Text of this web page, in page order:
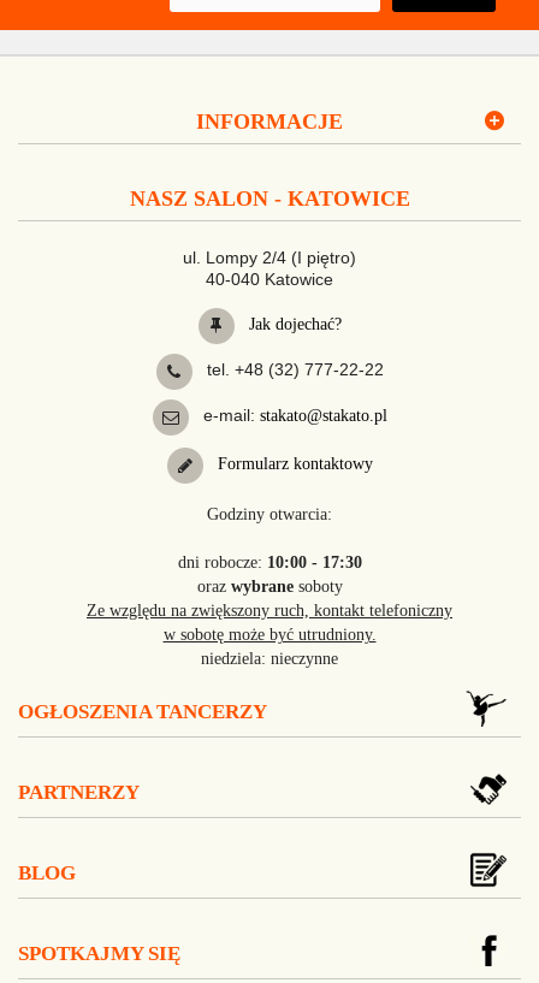
INFORMACJE
NASZ SALON - KATOWICE
ul. Lompy 2/4 (I piętro)
40-040 Katowice
Jak dojechać?
tel. +48 (32) 777-22-22
e-mail: stakato@stakato.pl
Formularz kontaktowy
Godziny otwarcia:
dni robocze: 10:00 - 17:30
oraz wybranesoboty
Ze względu na zwiększony ruch, kontakt telefoniczny
w sobotę może być utrudniony.
niedziela: nieczynne
OGŁOSZENIA TANCERZY
PARTNERZY
BLOG
SPOTKAJMY SIĘ